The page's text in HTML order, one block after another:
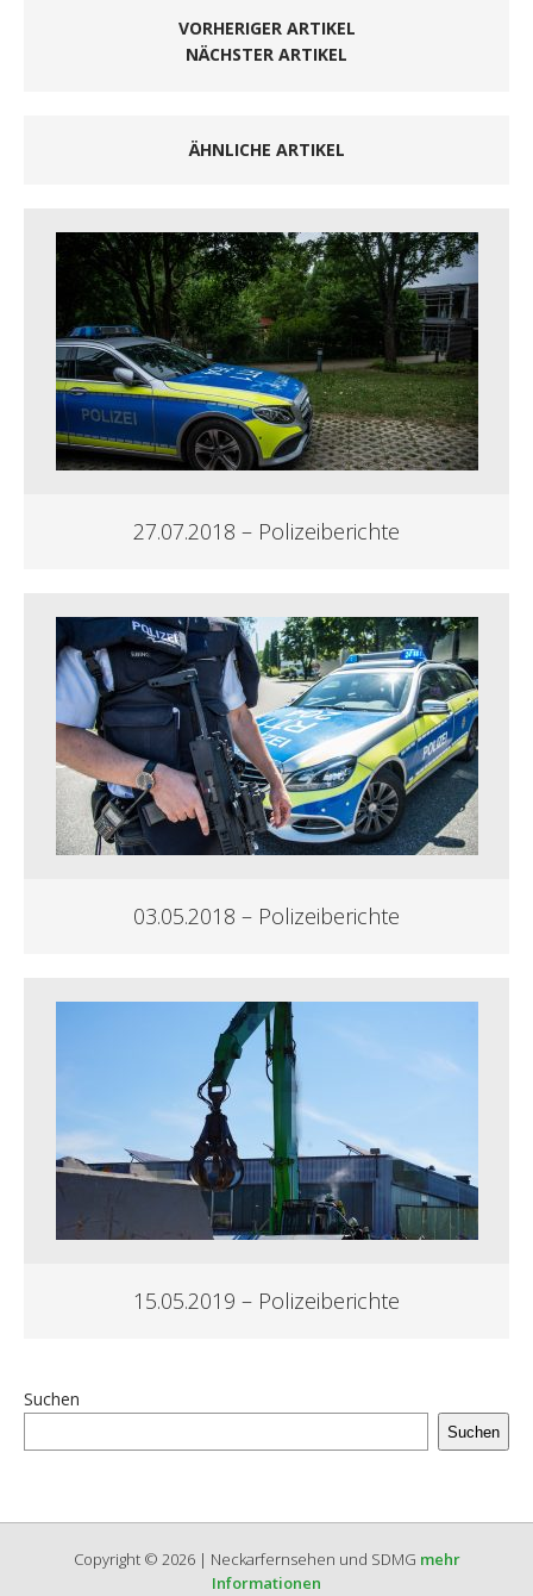
VORHERIGER ARTIKEL
NÄCHSTER ARTIKEL
ÄHNLICHE ARTIKEL
27.07.2018 – Polizeiberichte
03.05.2018 – Polizeiberichte
15.05.2019 – Polizeiberichte
Suchen
Suchen
Copyright © 2026 | Neckarfernsehen und SDMG mehr
Informationen